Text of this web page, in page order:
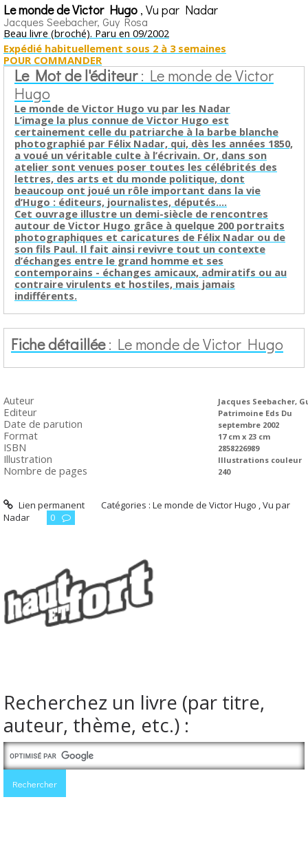
Le monde de Victor Hugo , Vu par Nadar
Jacques Seebacher, Guy Rosa
Beau livre (broché). Paru en 09/2002
Expédié habituellement sous 2 à 3 semaines
POUR COMMANDER
Le Mot de l'éditeur: Le monde de Victor
Hugo
Le monde de Victor Hugo vu par les Nadar
L’image la plus connue de Victor Hugo est
certainement celle du patriarche à la barbe blanche
photographié par Félix Nadar, qui, dès les années 1850,
a voué un véritable culte à l’écrivain. Or, dans son
atelier sont venues poser toutes les célébrités des
lettres, des arts et du monde politique, dont
beaucoup ont joué un rôle important dans la vie
d’Hugo : éditeurs, journalistes, députés....
Cet ouvrage illustre un demi-siècle de rencontres
autour de Victor Hugo grâce à quelque 200 portraits
photographiques et caricatures de Félix Nadar ou de
son fils Paul. Il fait ainsi revivre tout un contexte
d’échanges entre le grand homme et ses
contemporains - échanges amicaux, admiratifs ou au
contraire virulents et hostiles, mais jamais
indifférents.
Fiche détaillée: Le monde de Victor Hugo
Auteur Jacques Seebacher,
Editeur Patrimoine Eds Du
Date de parution septembre 2002
Format 17 cm x 23 cm
ISBN 2858226989
Illustration Illustrations couleur
Nombre de pages 240
Lien permanent Catégories :Le monde de Victor Hugo , Vu par
Nadar
0
Recherchez un livre (par titre,
auteur, thème, etc.) :